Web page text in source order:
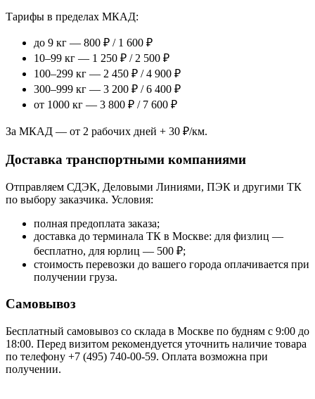
Тарифы в пределах МКАД:
до 9 кг — 800 ₽ / 1 600 ₽
10–99 кг — 1 250 ₽ / 2 500 ₽
100–299 кг — 2 450 ₽ / 4 900 ₽
300–999 кг — 3 200 ₽ / 6 400 ₽
от 1000 кг — 3 800 ₽ / 7 600 ₽
За МКАД — от 2 рабочих дней + 30 ₽/км.
Доставка транспортными компаниями
Отправляем СДЭК, Деловыми Линиями, ПЭК и другими ТК
по выбору заказчика. Условия:
полная предоплата заказа;
доставка до терминала ТК в Москве: для физлиц —
бесплатно, для юрлиц — 500 ₽;
стоимость перевозки до вашего города оплачивается при
получении груза.
Самовывоз
Бесплатный самовывоз со склада в Москве по будням с 9:00 до
18:00. Перед визитом рекомендуется уточнить наличие товара
по телефону +7 (495) 740-00-59. Оплата возможна при
получении.